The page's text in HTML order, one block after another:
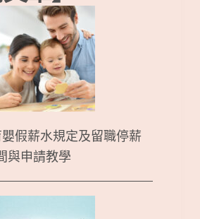
假薪水規定及留職停薪
與申請教學